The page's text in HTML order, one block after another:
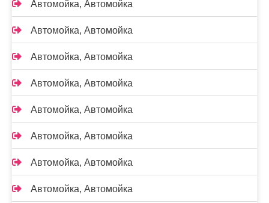
Автомойка, Автомойка
Автомойка, Автомойка
Автомойка, Автомойка
Автомойка, Автомойка
Автомойка, Автомойка
Автомойка, Автомойка
Автомойка, Автомойка
Автомойка, Автомойка